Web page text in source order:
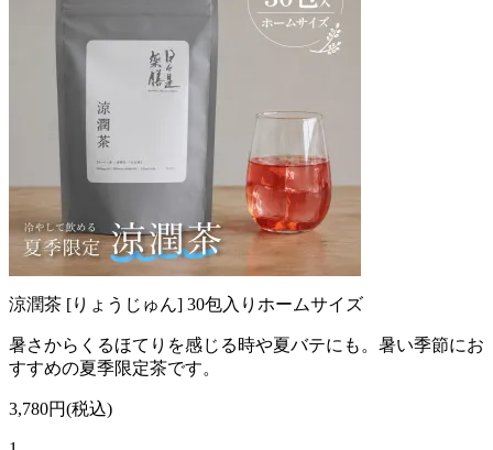
涼潤茶 [りょうじゅん] 30包入りホームサイズ
暑さからくるほてりを感じる時や夏バテにも。暑い季節にお
すすめの夏季限定茶です。
3,780円(税込)